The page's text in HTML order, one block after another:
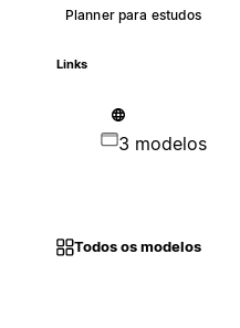
Planner para estudos
Links
3 modelos
Todos os modelos